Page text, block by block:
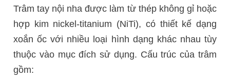
Trâm tay nội nha được làm từ thép không gỉ hoặc
hợp kim nickel-titanium (NiTi), có thiết kế dạng
xoắn ốc với nhiều loại hình dạng khác nhau tùy
thuộc vào mục đích sử dụng. Cấu trúc của trâm
gồm: